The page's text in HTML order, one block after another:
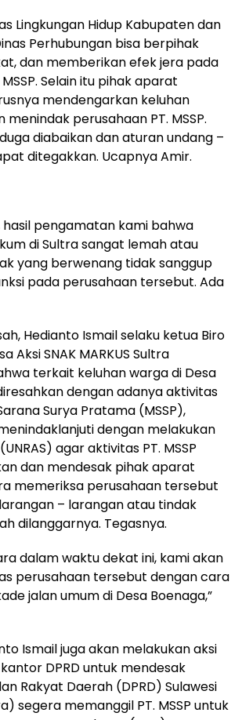
Lingkungan Hidup Kabupaten dan
Perhubungan bisa berpihak
dan memberikan efek jera pada
Selain itu pihak aparat
mendengarkan keluhan
perusahaan PT. MSSP.
diabaikan dan aturan undang –
ditegakkan. Ucapnya Amir.
hasil pengamatan kami bahwa
di Sultra sangat lemah atau
yang berwenang tidak sanggup
pada perusahaan tersebut. Ada
Hedianto Ismail selaku ketua Biro
Aksi SNAK MARKUS Sultra
terkait keluhan warga di Desa
dengan adanya aktivitas
Surya Pratama (MSSP),
dengan melakukan
agar aktivitas PT. MSSP
dan mendesak pihak aparat
memeriksa perusahaan tersebut
– larangan atau tindak
dilanggarnya. Tegasnya.
dalam waktu dekat ini, kami akan
perusahaan tersebut dengan cara
jalan umum di Desa Boenaga,”
Ismail juga akan melakukan aksi
DPRD untuk mendesak
Rakyat Daerah (DPRD) Sulawesi
segera memanggil PT. MSSP untuk